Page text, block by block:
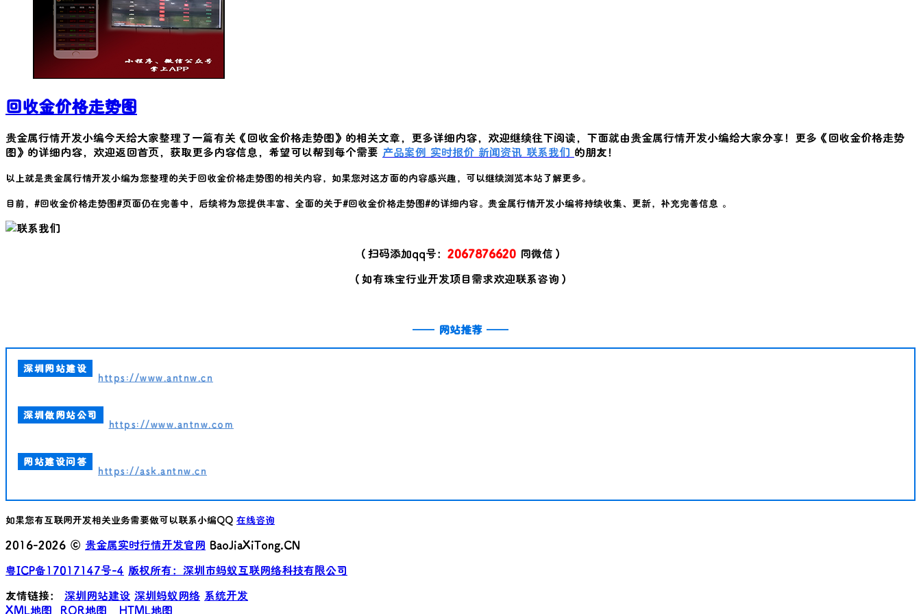
回收金价格走势图
贵金属行情开发小编今天给大家整理了一篇有关《回收金价格走势图》的相关文章，更多详细内容，欢迎继续往下阅读，下面就由贵金属行情开发小编给大家分享！更多《回收金价格走势
图》的详细内容，欢迎返回首页，获取更多内容信息，希望可以帮到每个需要 产品案例 实时报价 新闻资讯 联系我们 的朋友！
以上就是贵金属行情开发小编为您整理的关于回收金价格走势图的相关内容，如果您对这方面的内容感兴趣，可以继续浏览本站了解更多。
目前，#回收金价格走势图#页面仍在完善中，后续将为您提供丰富、全面的关于#回收金价格走势图#的详细内容。贵金属行情开发小编将持续收集、更新，补充完善信息 。
（扫码添加qq号： 2067876620 同微信）
（如有珠宝行业开发项目需求欢迎联系咨询）
—— 网站推荐 ——
深圳网站建设
https://www.antnw.cn
深圳做网站公司
https://www.antnw.com
网站建设问答
https://ask.antnw.cn
如果您有互联网开发相关业务需要做可以联系小编QQ 在线咨询
2016-2026 © 贵金属实时行情开发官网 BaoJiaXiTong.CN
粤ICP备17017147号-4 版权所有：深圳市蚂蚁互联网络科技有限公司
友情链接： 深圳网站建设 深圳蚂蚁网络 系统开发
XML地图
ROR地图 HTML地图